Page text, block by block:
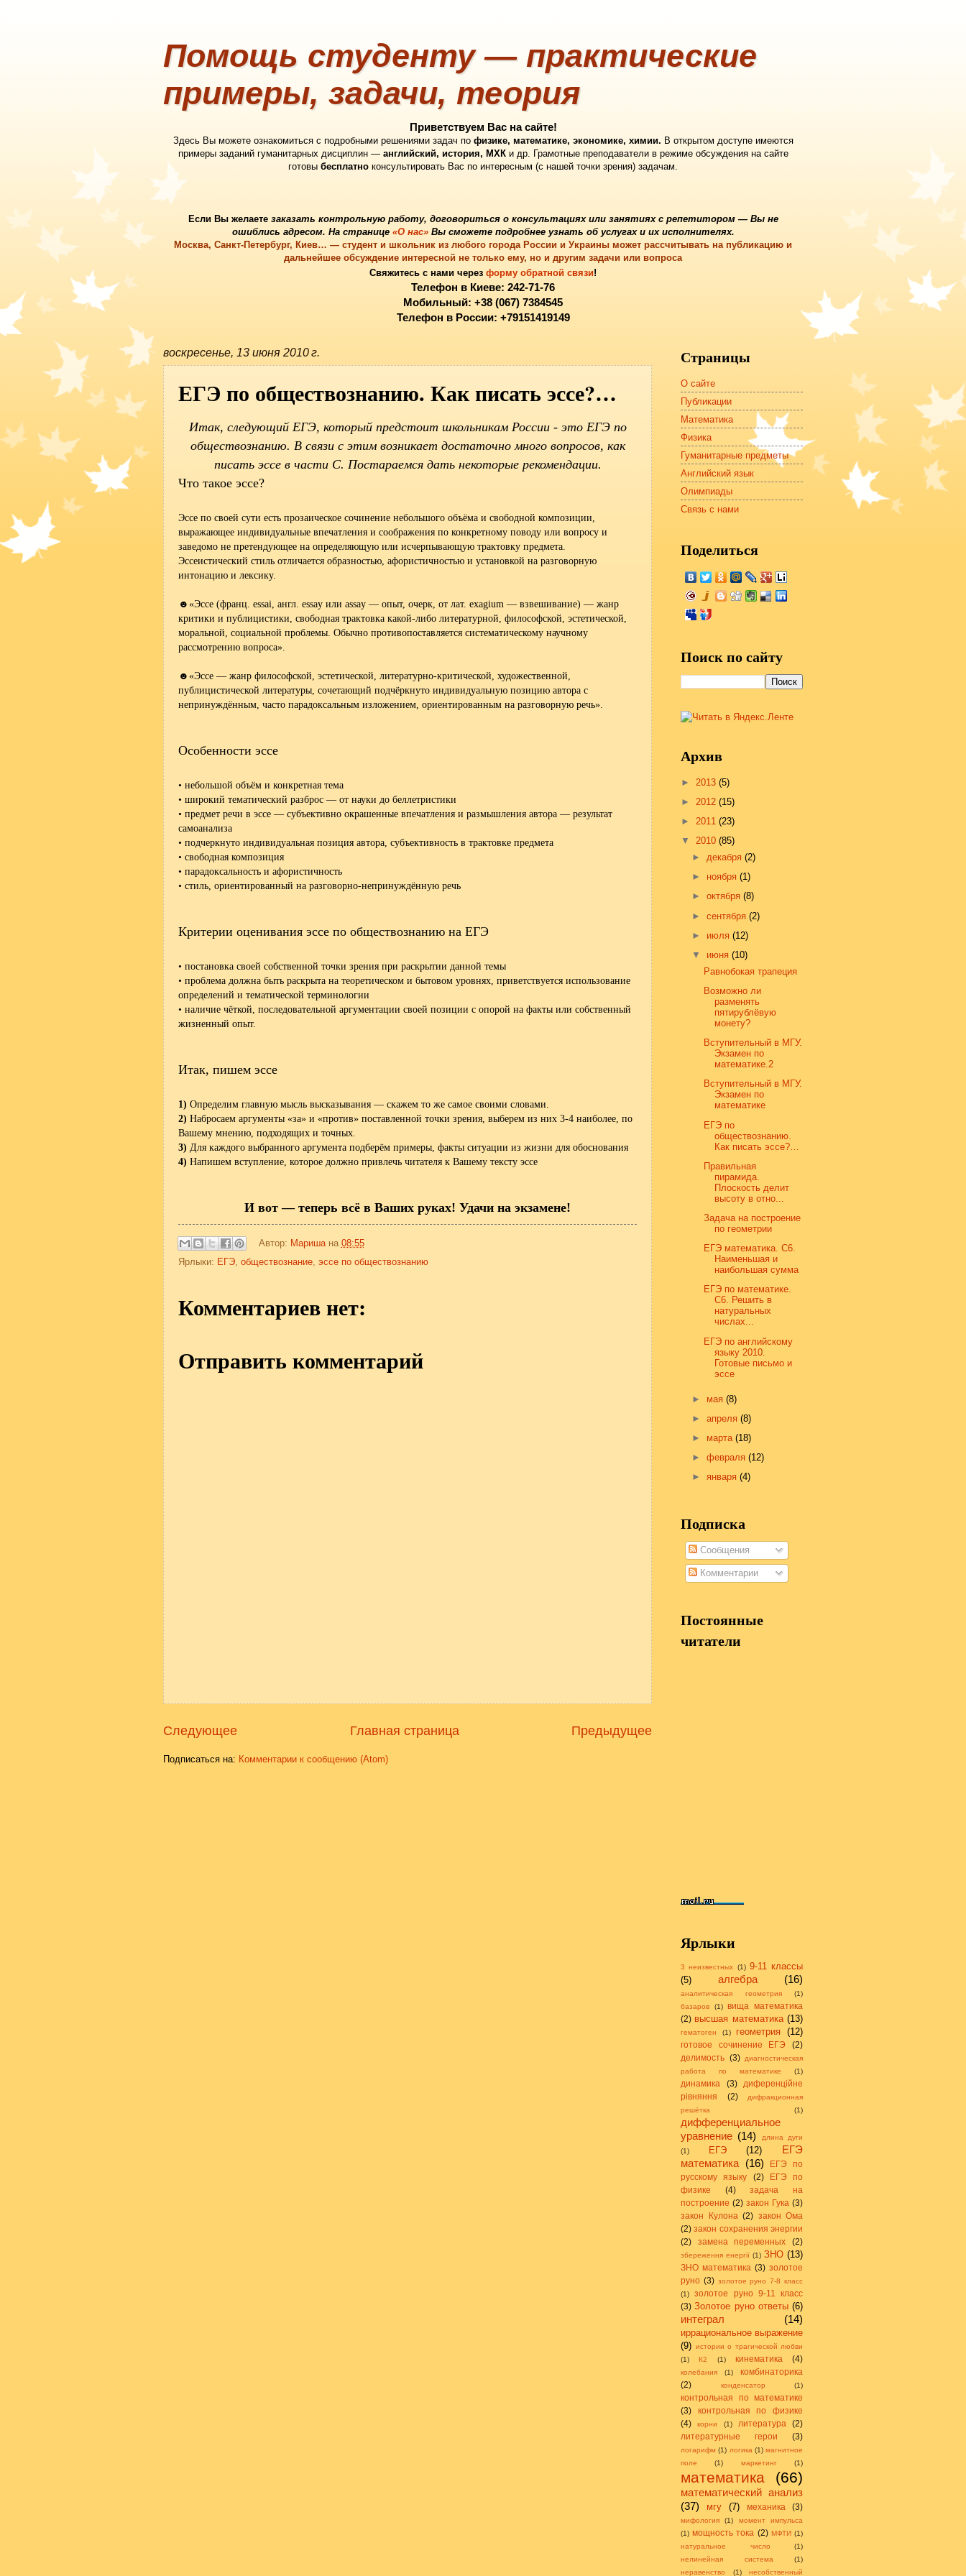
Помощь студенту — практические
примеры, задачи, теория
Приветствуем Вас на сайте!
Здесь Вы можете ознакомиться с подробными решениями задач по физике, математике, экономике, химии. В открытом доступе имеются
примеры заданий гуманитарных дисциплин — английский, история, МХКи др. Грамотные преподаватели в режиме обсуждения на сайте
готовы бесплатно консультировать Вас по интересным (с нашей точки зрения) задачам.
Если Вы желаете заказать контрольную работу, договориться о консультацияхили занятиях с репетитором— Вы не
ошиблись адресом. На странице «О нас»Вы сможете подробнее узнать об услугах и их исполнителях.
Москва, Санкт-Петербург, Киев… — студент и школьник из любого города России и Украины может рассчитывать на публикацию и
дальнейшее обсуждение интересной не только ему, но и другим задачи или вопроса
Свяжитесь с нами через форму обратной связи!
Телефон в Киеве: 242-71-76
Мобильный: +38 (067) 7384545
Телефон в России: +79151419149
воскресенье, 13 июня 2010 г.
ЕГЭ по обществознанию. Как писать эссе?…
Итак, следующий ЕГЭ, который предстоит школьникам России - это ЕГЭ по
обществознанию. В связи с этим возникает достаточно много вопросов, как
писать эссе в части С. Постараемся дать некоторые рекомендации.
Что такое эссе?
Эссе по своей сути есть прозаическое сочинение небольшого объёма и свободной композиции,
выражающее индивидуальные впечатления и соображения по конкретному поводу или вопросу и
заведомо не претендующее на определяющую или исчерпывающую трактовку предмета.
Эссеистический стиль отличается образностью, афористичностью и установкой на разговорную
интонацию и лексику.
☻«Эссе (франц. essai, англ. essay или assay — опыт, очерк, от лат. exagium — взвешивание) — жанр
критики и публицистики, свободная трактовка какой-либо литературной, философской, эстетической,
моральной, социальной проблемы. Обычно противопоставляется систематическому научному
рассмотрению вопроса».
☻«Эссе — жанр философской, эстетической, литературно-критической, художественной,
публицистической литературы, сочетающий подчёркнуто индивидуальную позицию автора с
непринуждённым, часто парадоксальным изложением, ориентированным на разговорную речь».
Особенности эссе
• небольшой объём и конкретная тема
• широкий тематический разброс — от науки до беллетристики
• предмет речи в эссе — субъективно окрашенные впечатления и размышления автора — результат
самоанализа
• подчеркнуто индивидуальная позиция автора, субъективность в трактовке предмета
• свободная композиция
• парадоксальность и афористичность
• стиль, ориентированный на разговорно-непринуждённую речь
Критерии оценивания эссе по обществознанию на ЕГЭ
• постановка своей собственной точки зрения при раскрытии данной темы
• проблема должна быть раскрыта на теоретическом и бытовом уровнях, приветствуется использование
определений и тематической терминологии
• наличие чёткой, последовательной аргументации своей позиции с опорой на факты или собственный
жизненный опыт.
Итак, пишем эссе
1) Определим главную мысль высказывания — скажем то же самое своими словами.
2) Набросаем аргументы «за» и «против» поставленной точки зрения, выберем из них 3-4 наиболее, по
Вашему мнению, подходящих и точных.
3) Для каждого выбранного аргумента подберём примеры, факты ситуации из жизни для обоснования
4) Напишем вступление, которое должно привлечь читателя к Вашему тексту эссе
И вот — теперь всё в Ваших руках! Удачи на экзамене!
Автор: Мариша на 08:55
Ярлыки: ЕГЭ, обществознание, эссе по обществознанию
Комментариев нет:
Отправить комментарий
Следующее Предыдущее
Главная страница
Подписаться на: Комментарии к сообщению (Atom)
Страницы
О сайте
Публикации
Математика
Физика
Гуманитарные предметы
Английский язык
Олимпиады
Связь с нами
Поделиться
Поиск по сайту
Архив
► 2013 (5)
► 2012 (15)
► 2011 (23)
▼ 2010 (85)
► декабря(2)
► ноября(1)
►октября(8)
►сентября(2)
► июля(12)
▼ июня(10)
Равнобокая трапеция
Возможно ли
разменять
пятирублёвую
монету?
Вступительный в МГУ.
Экзамен по
математике.2
Вступительный в МГУ.
Экзамен по
математике
ЕГЭ по
обществознанию.
Как писать эссе?…
Правильная
пирамида.
Плоскость делит
высоту в отно...
Задача на построение
по геометрии
ЕГЭ математика. С6.
Наименьшая и
наибольшая сумма
ЕГЭ по математике.
С6. Решить в
натуральных
числах...
ЕГЭ по английскому
языку 2010.
Готовые письмо и
эссе
► мая(8)
►апреля(8)
► марта(18)
►февраля(12)
►января(4)
Подписка
Сообщения
Комментарии
Постоянные
читатели
Ярлыки
3 неизвестных (1) 9-11 классы
(5)
алгебра (16)
аналитическая геометрия
(1)
базаров
(1)
вища математика
(2) высшая математика (13)
гематоген (1) геометрия (12)
готовое сочинение ЕГЭ
(2)
делимость (3)
диагностическая
работа по математике
(1)
динамика (3)
диференційне
рівняння
(2)
дифракционная
решётка
(1)
дифференциальное
уравнение (14)
длина дуги
(1)
ЕГЭ (12)
ЕГЭ
математика (16)
ЕГЭ по
русскому языку
(2)
ЕГЭ по
физике
(4)
задача на
построение (2) закон Гука (3)
закон Кулона (2) закон Ома
(2) закон сохранения энергии
(2)
замена переменных (2)
збереження енергії (1) ЗНО (13)
ЗНО математика (3) золотое
руно (3) золотое руно 7-8 класс
(1)
золотое руно 9-11 класс
(3) Золотое руно ответы (6)
интеграл (14)
иррациональное выражение
(9) истории о трагической любви
(1)
К2 (1) кинематика (4)
колебания (1)
комбинаторика
(2)
конденсатор (1)
контрольная по математике
(3)
контрольная по физике
(4)
корни (1) литература
(2)
литературные герои
(3)
логарифм (1) логика (1) магнитное
поле
(1) маркетинг (1)
математика (66)
математический анализ
(37)
мгу (7) механика (3)
мифология (1)
момент импульса
(1) мощность тока (2) МФТИ (1)
натуральное число
(1)
нелинейная система
(1)
неравенство
(1) несобственный